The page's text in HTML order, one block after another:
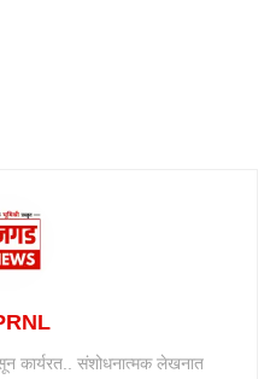
कार्यरत.. संशोधनात्मक लेखनात